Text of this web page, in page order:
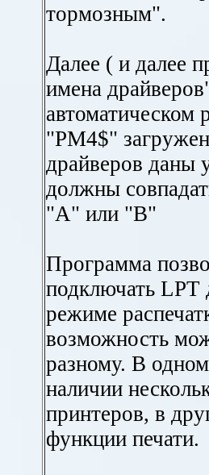
тормозным".
Далее ( и далее
имена
"РМ4$"
драйверов даны
должны
"А" или "В"
Программа
подключать LPT
режиме
возможность
разному. В
наличии
принтеров, в
функции печати.